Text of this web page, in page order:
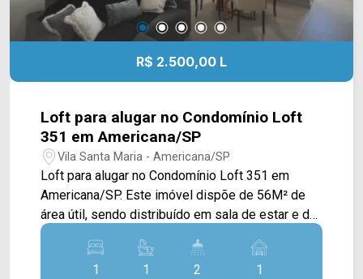
R$ 2.500,00 L
Loft para alugar no Condomínio Loft
351 em Americana/SP
Vila Santa Maria - Americana/SP
Loft para alugar no Condomínio Loft 351 em
Americana/SP. Este imóvel dispõe de 56M² de
área útil, sendo distribuído em sala de estar e de
jantar com pé direito alto, e integradas com a
cozinha, mezanino com quarto e uma área de
1 1 2 1